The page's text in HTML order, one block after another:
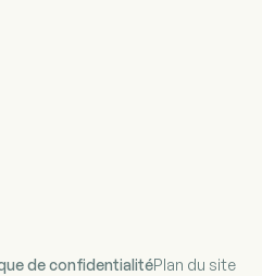
de confidentialitéPlan du site